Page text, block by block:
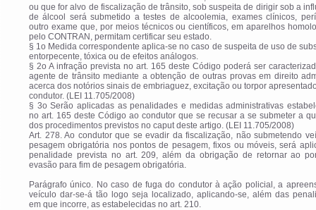
ou que for alvo de fiscalização de trânsito, sob suspeita de dirigir sob a
de álcool será submetido a testes de alcoolemia, exames clínicos,
outro exame que, por meios técnicos ou científicos, em aparelhos
pelo CONTRAN, permitam certificar seu estado.
§ 1o Medida correspondente aplica-se no caso de suspeita de uso de
entorpecente, tóxica ou de efeitos análogos.
§ 2o A infração prevista no art. 165 deste Código poderá ser
agente de trânsito mediante a obtenção de outras provas em direito
acerca dos notórios sinais de embriaguez, excitação ou torpor
condutor. (LEI 11.705/2008)
§ 3o Serão aplicadas as penalidades e medidas administrativas
no art. 165 deste Código ao condutor que se recusar a se submeter a
dos procedimentos previstos no caput deste artigo. (LEI 11.705/2008)
Art. 278. Ao condutor que se evadir da fiscalização, não submetendo
pesagem obrigatória nos pontos de pesagem, fixos ou móveis, será
penalidade prevista no art. 209, além da obrigação de retornar ao
evasão para fim de pesagem obrigatória.
Parágrafo único. No caso de fuga do condutor à ação policial, a
veículo dar-se-á tão logo seja localizado, aplicando-se, além das
em que incorre, as estabelecidas no art. 210.